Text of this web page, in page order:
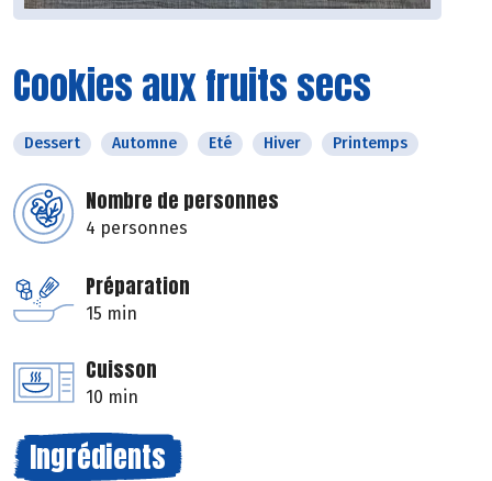
Cookies aux fruits secs
Dessert Automne Eté Hiver Printemps
Nombre de personnes
4 personnes
Préparation
15 min
Cuisson
10 min
Ingrédients